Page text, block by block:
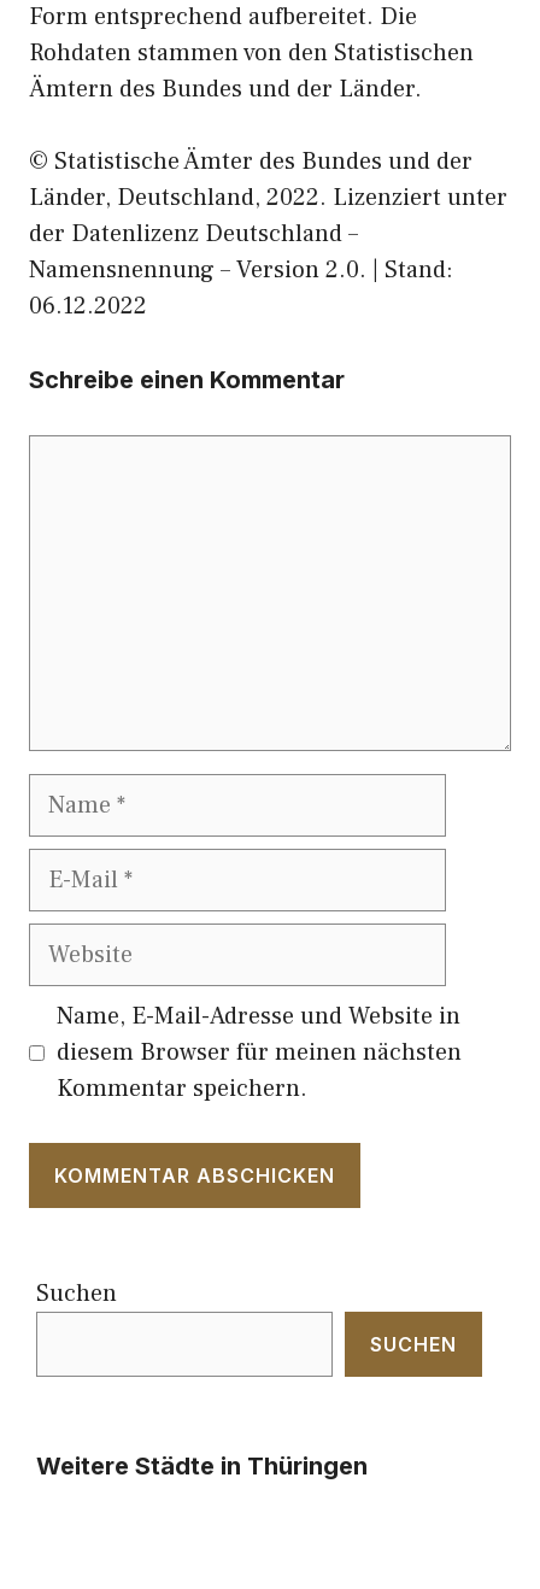
Form entsprechend aufbereitet. Die
Rohdaten stammen von den Statistischen
Ämtern des Bundes und der Länder.
© Statistische Ämter des Bundes und der
Länder, Deutschland, 2022. Lizenziert unter
der Datenlizenz Deutschland –
Namensnennung – Version 2.0. | Stand:
06.12.2022
Schreibe einen Kommentar
Name
E-
Website
Name, E-Mail-Adresse und Website in
diesem Browser für meinen nächsten
Kommentar speichern.
Suchen
SUCHEN
Weitere Städte in Thüringen